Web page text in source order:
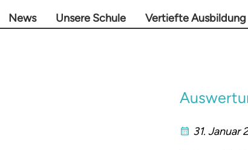
News Unsere Schule Vertiefte Ausbildung
31. Januar